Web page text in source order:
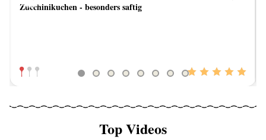
Zucchinikuchen - besonders saftig
Previous
Top Videos